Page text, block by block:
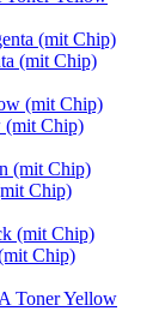
(mit Chip)
(mit Chip)
Chip)
Chip)